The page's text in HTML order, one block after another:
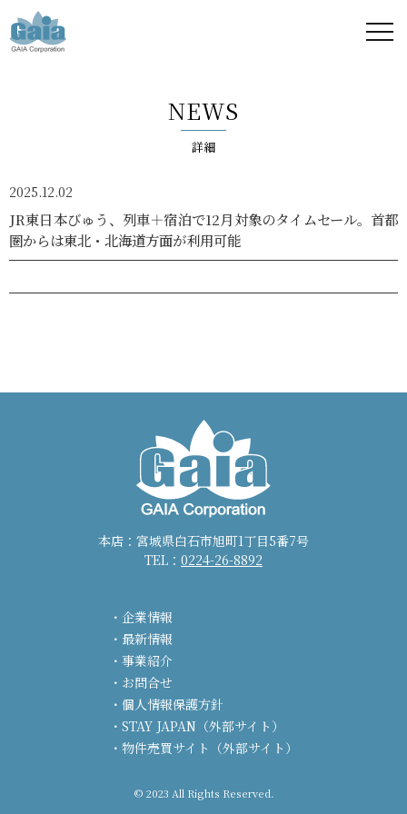
ア -
GAIA
Corporation
-
NEWS
詳細
2025.12.02
JR東日本びゅう、列車＋宿泊で12月対象のタイムセール。首都
圏からは東北・北海道方面が利用可能
本店：宮城県白石市旭町1丁目5番7号
TEL： 0224-26-8892
企業情報
最新情報
事業紹介
お問合せ
個人情報保護方針
STAY JAPAN（外部サイト）
物件売買サイト（外部サイト）
© 2023 All Rights Reserved.